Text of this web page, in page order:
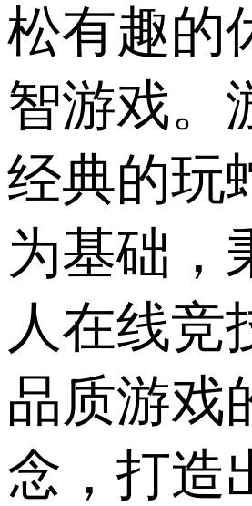
松有趣的
智游戏。
经典的玩
为基础，
人在线竞
品质游戏
念，打造